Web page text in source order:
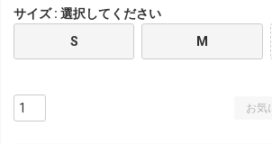
サイズ
選択してください
S
M
お気